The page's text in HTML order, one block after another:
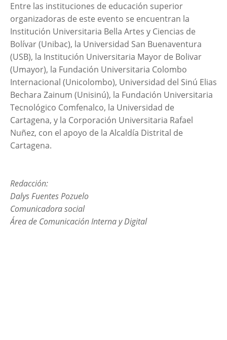
Entre las instituciones de educación superior
organizadoras de este evento se encuentran la
Institución Universitaria Bella Artes y Ciencias de
Bolívar (Unibac), la Universidad San Buenaventura
(USB), la Institución Universitaria Mayor de Bolivar
(Umayor), la Fundación Universitaria Colombo
Internacional (Unicolombo), Universidad del Sinú Elias
Bechara Zainum (Unisinú), la Fundación Universitaria
Tecnológico Comfenalco, la Universidad de
Cartagena, y la Corporación Universitaria Rafael
Nuñez, con el apoyo de la Alcaldía Distrital de
Cartagena.
Redacción:
Dalys Fuentes Pozuelo
Comunicadora social
Área de Comunicación Interna y Digital